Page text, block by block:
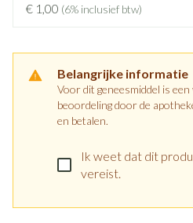
€ 1,00 (6% inclusief btw)
Belangrijke informatie
Voor dit geneesmiddel is
beoordeling door de
en betalen.
Ik weet dat dit
vereist.